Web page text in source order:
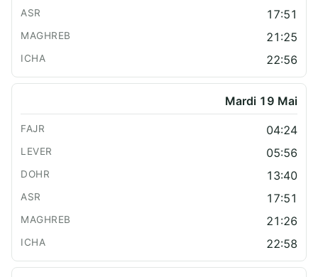
17:51
21:25
22:56
Mardi 19 Mai
04:24
05:56
13:40
17:51
21:26
22:58